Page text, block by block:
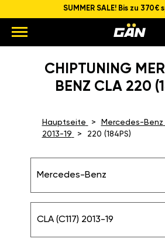
SUMMER SALE! Bis zu
CHIPTUNING
BENZ CLA 220
Hauptseite Mercedes-Benz
2013-19
220 (184PS)
Mercedes-Benz
CLA (C117) 2013-19